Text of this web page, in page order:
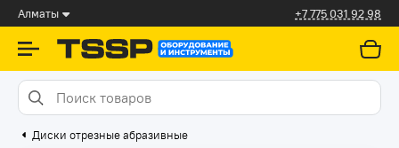
Алматы +7 775 031 92 98
Диски отрезные абразивные